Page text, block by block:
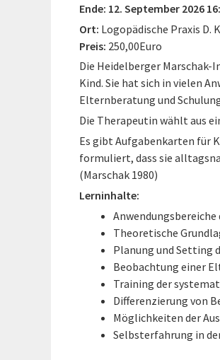
Ende: 12. September 2026
Ort: Logopädische Praxis D.
Preis: 250,00Euro
Die Heidelberger
Kind. Sie hat sich in vielen
Elternberatung und
Die Therapeutin wählt aus
Es gibt Aufgabenkarten für
formuliert, dass sie
(Marschak 1980)
Lerninhalte:
Anwendungsbereiche
Theoretische
Planung und Setting
Beobachtung einer
Training der
Differenzierung von
Möglichkeiten der
Selbsterfahrung in